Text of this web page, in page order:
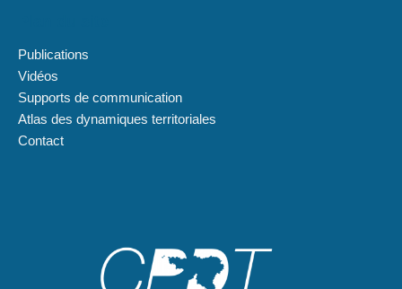
Publications
Vidéos
Supports de communication
Atlas des dynamiques territoriales
Contact